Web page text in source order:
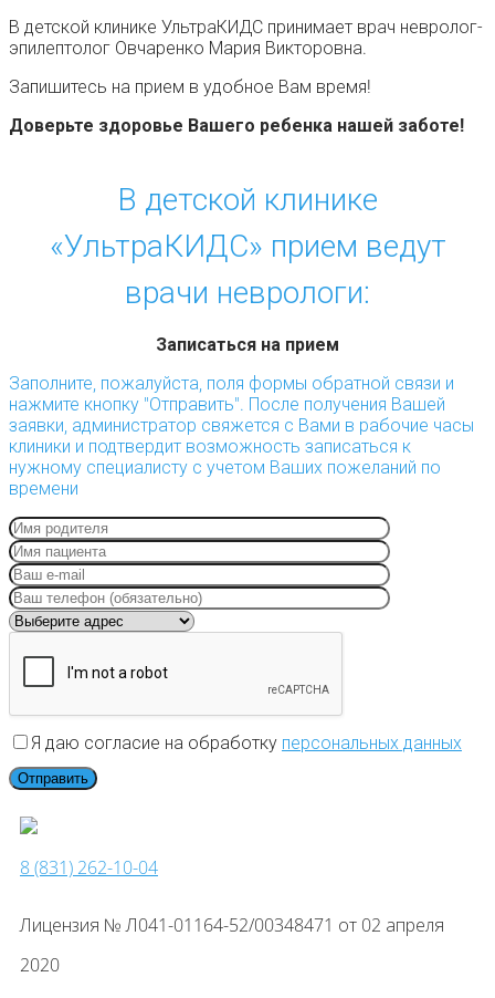
В детской клинике УльтраКИДС принимает врач невролог-
эпилептолог Овчаренко Мария Викторовна.
Запишитесь на прием в удобное Вам время!
Доверьте здоровье Вашего ребенка нашей заботе!
В детской клинике
«УльтраКИДС» прием ведут
врачи неврологи:
Записаться на прием
Заполните, пожалуйста, поля формы обратной связи и
нажмите кнопку "Отправить". После получения Вашей
заявки, администратор свяжется с Вами в рабочие часы
клиники и подтвердит возможность записаться к
нужному специалисту с учетом Ваших пожеланий по
времени
Я даю согласие на обработку персональных данных
8 (831) 262-10-04
Лицензия № Л041-01164-52/00348471 от 02 апреля
2020